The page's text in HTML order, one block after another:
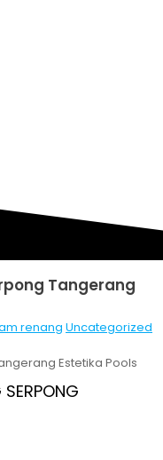
Tangerang
renang Uncategorized